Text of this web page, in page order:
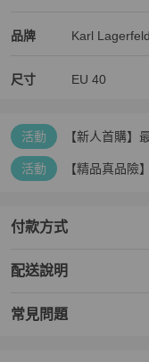
品牌
Karl Lagerfeld精品男鞋
Karl Lagerfeld
Karl Lagerfeld推薦清單
尺寸 EU 40
活動 【新人首購】
活動 【精品真品險
付款方式
配送說明
常見問題